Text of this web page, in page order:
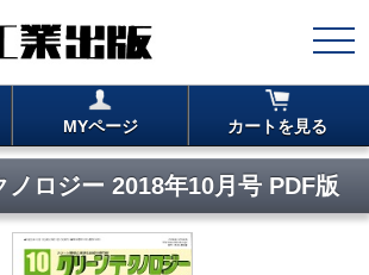
MYページ カートを見る
ノロジー 2018年10月号 PDF版